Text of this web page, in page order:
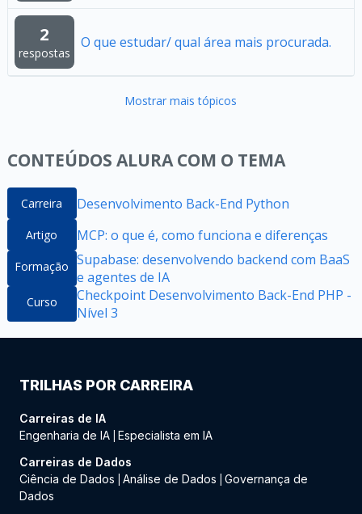
2
respostas
O que estudar/ qual área mais procurada.
Mostrar mais tópicos
CONTEÚDOS ALURA COM O TEMA
Carreira Desenvolvimento Back-End Python
Artigo MCP: o que é, como funciona e diferenças
Formação Supabase: desenvolvendo backend com BaaS
e agentes de IA
Curso
Checkpoint Desenvolvimento Back-End PHP -
Nível 3
TRILHAS POR CARREIRA
Carreiras de IA
Engenharia de IA Especialista em IA
Carreiras de Dados
Ciência de Dados
Análise de Dados
Governança de
Dados